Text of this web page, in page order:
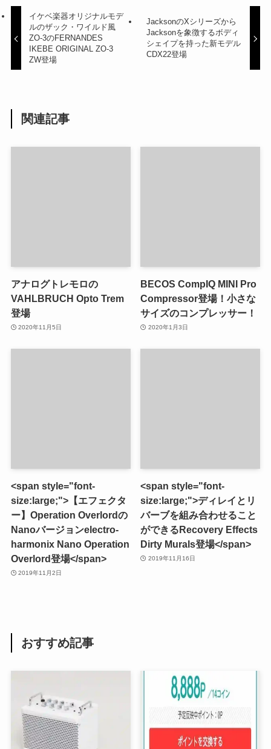
イケベ楽器オリジナルモデ
ルのザック・ワイルド風
ZO-3のFERNANDES
IKEBE ORIGINAL ZO-3
ZW登場
JacksonのXシリーズから
Jacksonを象徴するボディ
シェイプを持った新モデル
CDX22登場
関連記事
アナログトレモロの
VAHLBRUCH Opto Trem
登場
2020年11月5日
BECOS CompIQ MINI Pro
Compressor登場！小さな
サイズのコンプレッサー！
2020年1月3日
<span style="font-
size:large;">【エフェクタ
ー】Operation Overlordの
Nanoバージョンelectro-
harmonix Nano Operation
Overlord登場</span>
2019年11月2日
<span style="font-
size:large;">ディレイとリ
バーブを組み合わせること
ができるRecovery Effects
Dirty Murals登場</span>
2019年11月16日
おすすめ記事